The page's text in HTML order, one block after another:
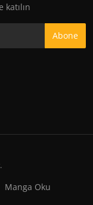
Abone
Manga Oku